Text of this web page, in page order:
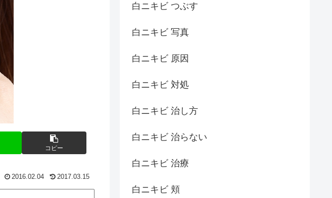
コピー
2016.02.04 2017.03.15
白ニキビ つぶす
白ニキビ 写真
白ニキビ 原因
白ニキビ 対処
白ニキビ 治し方
白ニキビ 治らない
白ニキビ 治療
白ニキビ 頬